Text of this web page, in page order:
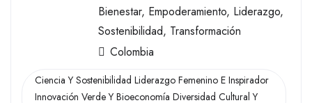
Bienestar, Empoderamiento, Liderazgo,
Sostenibilidad, Transformación
Colombia
Ciencia Y Sostenibilidad Liderazgo Femenino E Inspirador
Innovación Verde Y Bioeconomía Diversidad Cultural Y